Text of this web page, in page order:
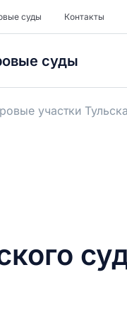
суды Контакты
суды
участки